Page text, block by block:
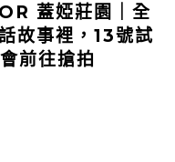
蓋婭莊園｜全
故事裡，13號試
前往搶拍